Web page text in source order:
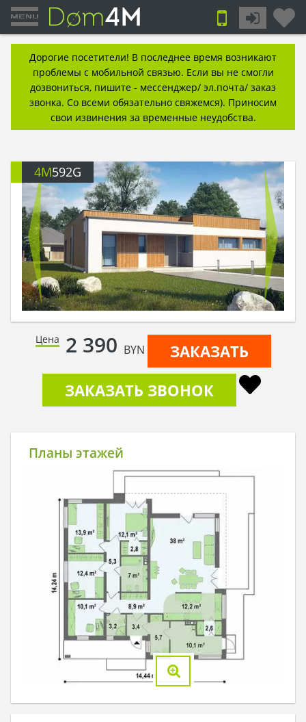
Дорогие посетители! В последнее время возникают
проблемы с мобильной связью. Если вы не смогли
дозвониться, пишите - мессенджер/ эл.почта/ заказ
звонка. Со всеми обязательно свяжемся). Приносим
свои извинения за временные неудобства.
4M592G
Цена 2 390 BYN
ЗАКАЗАТЬ
ЗАКАЗАТЬ ЗВОНОК
Планы этажей